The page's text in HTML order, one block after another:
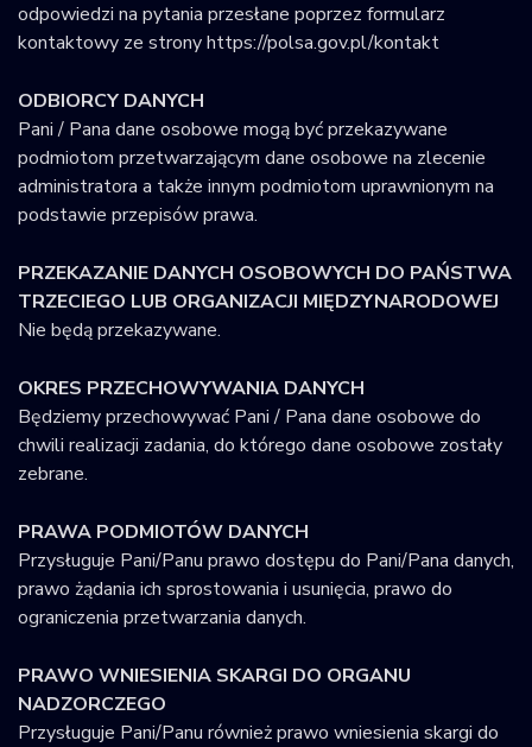
odpowiedzi na pytania przesłane poprzez formularz
kontaktowy ze strony https://polsa.gov.pl/kontakt
ODBIORCY DANYCH
Pani / Pana dane osobowe mogą być przekazywane
podmiotom przetwarzającym dane osobowe na zlecenie
administratora a także innym podmiotom uprawnionym na
podstawie przepisów prawa.
PRZEKAZANIE DANYCH OSOBOWYCH DO PAŃSTWA
TRZECIEGO LUB ORGANIZACJI MIĘDZYNARODOWEJ
Nie będą przekazywane.
OKRES PRZECHOWYWANIA DANYCH
Będziemy przechowywać Pani / Pana dane osobowe do
chwili realizacji zadania, do którego dane osobowe zostały
zebrane.
PRAWA PODMIOTÓW DANYCH
Przysługuje Pani/Panu prawo dostępu do Pani/Pana danych,
prawo żądania ich sprostowania i usunięcia, prawo do
ograniczenia przetwarzania danych.
PRAWO WNIESIENIA SKARGI DO ORGANU
NADZORCZEGO
Przysługuje Pani/Panu również prawo wniesienia skargi do